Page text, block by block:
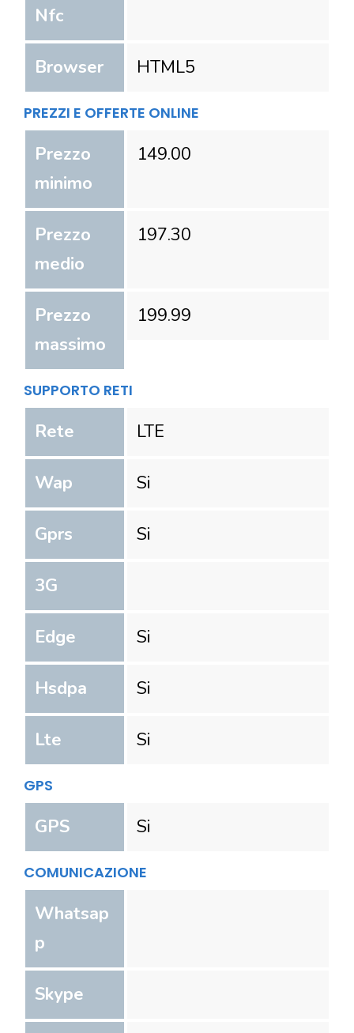
Nfc
Browser HTML5
PREZZI E OFFERTE ONLINE
Prezzo
minimo
149.00
Prezzo
medio
197.30
Prezzo
massimo
199.99
SUPPORTO RETI
Rete LTE
Wap Si
Gprs Si
3G
Edge Si
Hsdpa Si
Lte Si
GPS
GPS Si
COMUNICAZIONE
Whatsap
p
Skype